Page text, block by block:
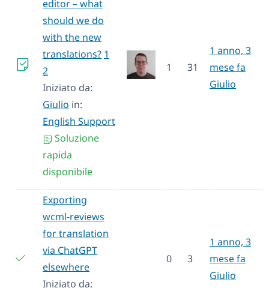
editor – what
should we do
with the new
translations? 1
2
Iniziato da:
Giulio in:
English Support
Soluzione
rapida
disponibile
1 31
1 anno, 3
mese fa
Giulio
Exporting
wcml-reviews
for translation
via ChatGPT
elsewhere
Iniziato da:
0 3
1 anno, 3
mese fa
Giulio